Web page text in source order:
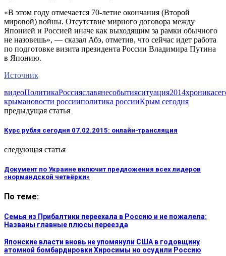
«В этом году отмечается 70-летие окончания (Второй
мировой) войны. Отсутствие мирного договора между
Японией и Россией иначе как выходящим за рамки обычного
не назовешь», — сказал Абэ, отметив, что сейчас идет работа
по подготовке визита президента России Владимира Путина
в Японию.
Источник
видеоПолитикаРоссияславянесобытияситуация2014хроника
крымановости россииполитика россииКрым сегодня
предыдущая статья
Курс рубля сегодня 07.02.2015: онлайн-трансляция
следующая статья
Документ по Украине включит предложения всех лидеров
«нормандской четвёрки»
По теме:
Семья из Прибалтики переехала в Россию и не пожалела:
Названы главные плюсы переезда
Японские власти вновь не упомянули США в годовщину
атомной бомбардировки Хиросимы но осудили Россию